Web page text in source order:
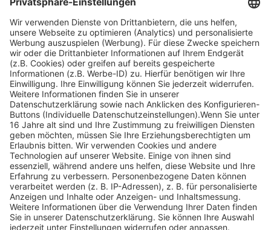
Informationspflichten
Datenschutz
Widerrufsbelehrung
Nach der Entnahme der Innenorgane aus dem Wildkörper sind
diese …? Welche Aussagen stimmen zur Kanadagans?
Nach oben scrollen
Find Your Way!
Categories
E-Learning News (3)
Heintges News(3)